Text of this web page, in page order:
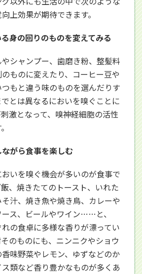
上効果が期待できます。
身の回りのものを変えてみる
シャンプー、歯磨き粉、整髪料
ものに変えたり、コーヒー豆や
もと違う味のものを選んだりす
とは異なるにおいを嗅ぐことに
激となって、嗅神経細胞の活性
がら食事を楽しむ
いを嗅ぐ機会が多いのが食事で
、焼きたてのトースト、いれた
汁、焼き魚や焼き鳥、カレーや
ス、ビールやワイン……と、
の食卓に多様な香りが漂ってい
のものにも、ニンニクやショウ
味野菜やレモン、ゆずなどのか
類など香り豊かなものが多くあ